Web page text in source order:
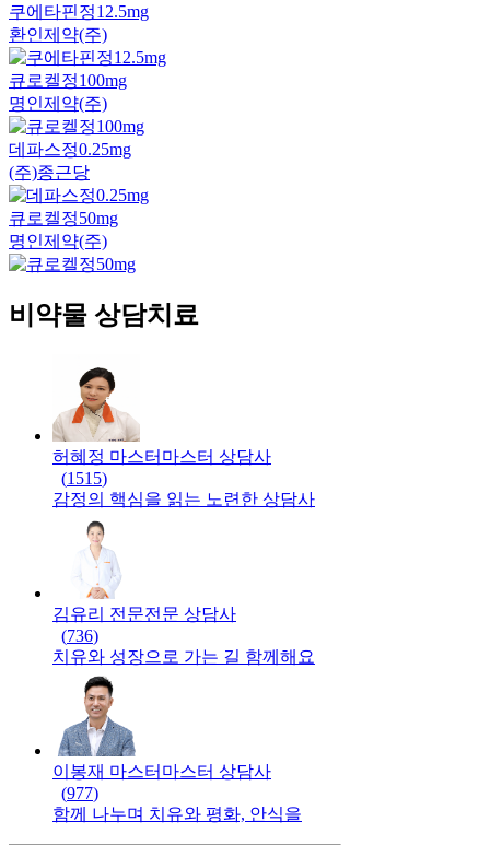
쿠에타핀정12.5mg
환인제약(주)
큐로켈정100mg
명인제약(주)
데파스정0.25mg
(주)종근당
큐로켈정50mg
명인제약(주)
비약물 상담치료
허혜정 마스터 마스터 상담사
(1515)
감정의 핵심을 읽는 노련한 상담사
김유리 전문전문 상담사
(736)
치유와 성장으로 가는 길 함께해요
이봉재 마스터 마스터 상담사
(977)
함께 나누며 치유와 평화, 안식을